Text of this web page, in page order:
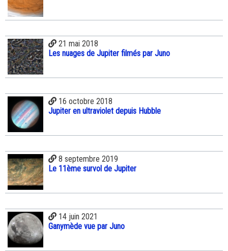
21 mai 2018
Les nuages de Jupiter filmés par Juno
16 octobre 2018
Jupiter en ultraviolet depuis Hubble
8 septembre 2019
Le 11ème survol de Jupiter
14 juin 2021
Ganymède vue par Juno